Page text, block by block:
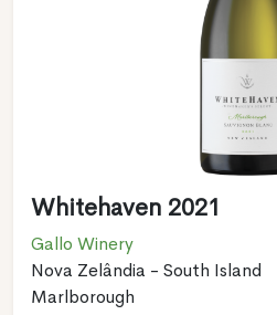
Whitehaven 2021
Gallo Winery
Nova Zelândia - South Island
Marlborough